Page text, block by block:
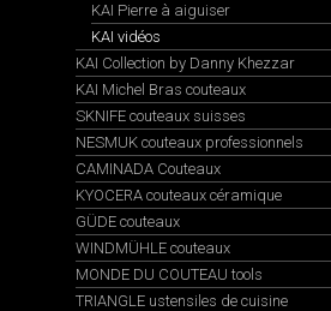
KAI Pierre à aiguiser
KAI vidéos
KAI Collection by Danny Khezzar
KAI Michel Bras couteaux
SKNIFE couteaux suisses
NESMUK couteaux professionnels
CAMINADA Couteaux
KYOCERA couteaux céramique
GÜDE couteaux
WINDMÜHLE couteaux
MONDE DU COUTEAU tools
TRIANGLE ustensiles de cuisine